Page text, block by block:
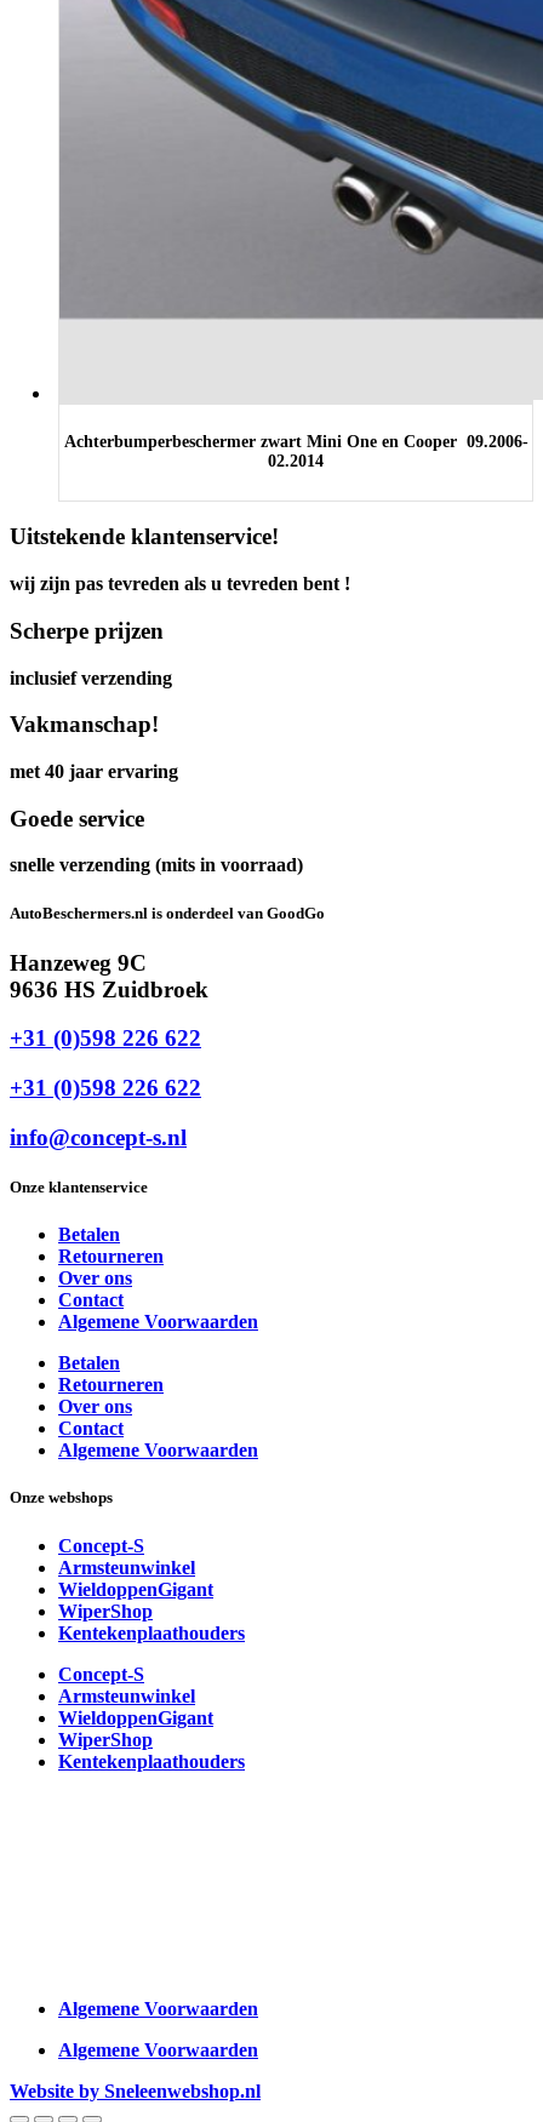
Achterbumperbeschermer zwart Mini One en Cooper 09.2006-
02.2014
Uitstekende klantenservice!
wij zijn pas tevreden als u tevreden bent !
Scherpe prijzen
inclusief verzending
Vakmanschap!
met 40 jaar ervaring
Goede service
snelle verzending (mits in voorraad)
AutoBeschermers.nl is onderdeel van GoodGo
Hanzeweg 9C
9636 HS Zuidbroek
+31 (0)598 226 622
+31 (0)598 226 622
info@concept-s.nl
Onze klantenservice
Betalen
Retourneren
Over ons
Contact
Algemene Voorwaarden
Betalen
Retourneren
Over ons
Contact
Algemene Voorwaarden
Onze webshops
Concept-S
Armsteunwinkel
WieldoppenGigant
WiperShop
Kentekenplaathouders
Concept-S
Armsteunwinkel
WieldoppenGigant
WiperShop
Kentekenplaathouders
Algemene Voorwaarden
Algemene Voorwaarden
Website by Sneleenwebshop.nl